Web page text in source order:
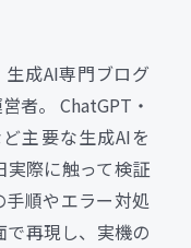
成AI専門ブログ
者。 ChatGPT・
主要な生成AIを
実際に触って検証
手順やエラー対処
で再現し、実機の